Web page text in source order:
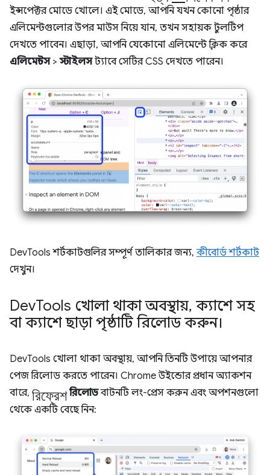
ইন্সপেক্টর মোডে খোলে। এই মোডে, আপনি যখন কোনো পৃষ্ঠার
এলিমেন্টগুলোর উপর মাউস নিয়ে যান, তখন সহায়ক টুলটিপ
দেখতে পাবেন। এছাড়া, আপনি যেকোনো এলিমেন্টে ক্লিক করে
এলিমেন্টস>স্টাইলসট্যাবে সেটির CSS দেখতে পারেন।
DevTools শর্টকাটগুলির সম্পূর্ণ তালিকার জন্য, কীবোর্ড শর্টকাট
দেখুন।
DevTools খোলা থাকা অবস্থায়, ক্যাশে সহ
বা ক্যাশে ছাড়া পৃষ্ঠাটি রিলোড করুন।
DevTools খোলা থাকা অবস্থায়, আপনি তিনটি উপায়ে আপনার
পেজ রিলোড করতে পারেন। Chrome উইন্ডোর প্রধান অ্যাকশন
বারে, রিফ্রেশ রিলোডবাটনটি লং-প্রেস করুন এবং অপশনগুলো
থেকে একটি বেছে নিন: